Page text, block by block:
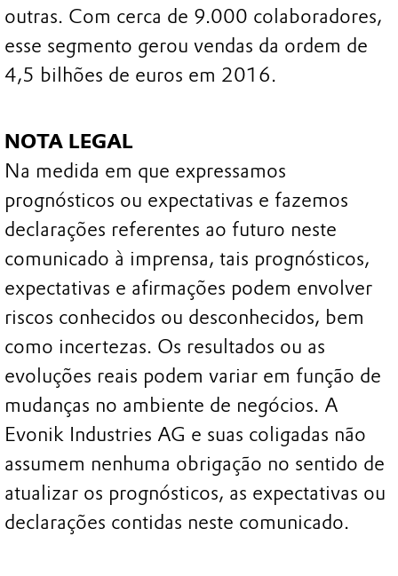
outras. Com cerca de 9.000 colaboradores,
esse segmento gerou vendas da ordem de
4,5 bilhões de euros em 2016.
NOTA LEGAL
Na medida em que expressamos
prognósticos ou expectativas e fazemos
declarações referentes ao futuro neste
comunicado à imprensa, tais prognósticos,
expectativas e afirmações podem envolver
riscos conhecidos ou desconhecidos, bem
como incertezas. Os resultados ou as
evoluções reais podem variar em função de
mudanças no ambiente de negócios. A
Evonik Industries AG e suas coligadas não
assumem nenhuma obrigação no sentido de
atualizar os prognósticos, as expectativas ou
declarações contidas neste comunicado.